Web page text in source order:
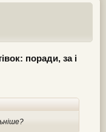
поради, за і